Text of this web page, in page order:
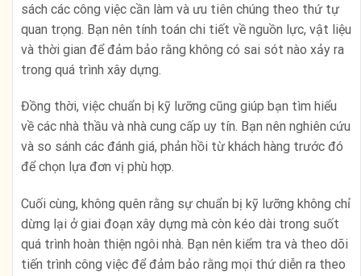
sách các công việc cần làm và ưu tiên chúng theo thứ tự
quan trọng. Bạn nên tính toán chi tiết về nguồn lực, vật liệu
và thời gian để đảm bảo rằng không có sai sót nào xảy ra
trong quá trình xây dựng.
Đồng thời, việc chuẩn bị kỹ lưỡng cũng giúp bạn tìm hiểu
về các nhà thầu và nhà cung cấp uy tín. Bạn nên nghiên cứu
và so sánh các đánh giá, phản hồi từ khách hàng trước đó
để chọn lựa đơn vị phù hợp.
Cuối cùng, không quên rằng sự chuẩn bị kỹ lưỡng không chỉ
dừng lại ở giai đoạn xây dựng mà còn kéo dài trong suốt
quá trình hoàn thiện ngôi nhà. Bạn nên kiểm tra và theo dõi
tiến trình công việc để đảm bảo rằng mọi thứ diễn ra theo